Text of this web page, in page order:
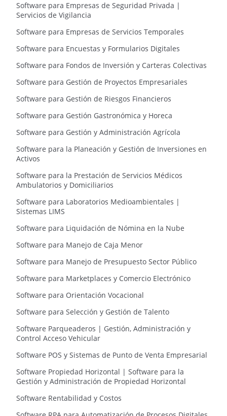
Software para Empresas de Seguridad Privada |
Servicios de Vigilancia
Software para Empresas de Servicios Temporales
Software para Encuestas y Formularios Digitales
Software para Fondos de Inversión y Carteras Colectivas
Software para Gestión de Proyectos Empresariales
Software para Gestión de Riesgos Financieros
Software para Gestión Gastronómica y Horeca
Software para Gestión y Administración Agrícola
Software para la Planeación y Gestión de Inversiones en
Activos
Software para la Prestación de Servicios Médicos
Ambulatorios y Domiciliarios
Software para Laboratorios Medioambientales |
Sistemas LIMS
Software para Liquidación de Nómina en la Nube
Software para Manejo de Caja Menor
Software para Manejo de Presupuesto Sector Público
Software para Marketplaces y Comercio Electrónico
Software para Orientación Vocacional
Software para Selección y Gestión de Talento
Software Parqueaderos | Gestión, Administración y
Control Acceso Vehicular
Software POS y Sistemas de Punto de Venta Empresarial
Software Propiedad Horizontal | Software para la
Gestión y Administración de Propiedad Horizontal
Software Rentabilidad y Costos